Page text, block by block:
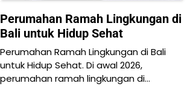
Perumahan Ramah Lingkungan di
Bali untuk Hidup Sehat
Perumahan Ramah Lingkungan di Bali
untuk Hidup Sehat. Di awal 2026,
perumahan ramah lingkungan di…